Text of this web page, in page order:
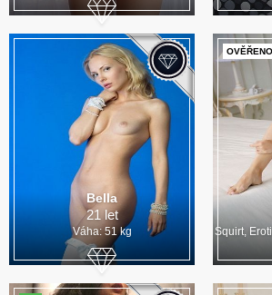
Bella
21 let
Váha: 51 kg
OVĚŘENO
Squirt,